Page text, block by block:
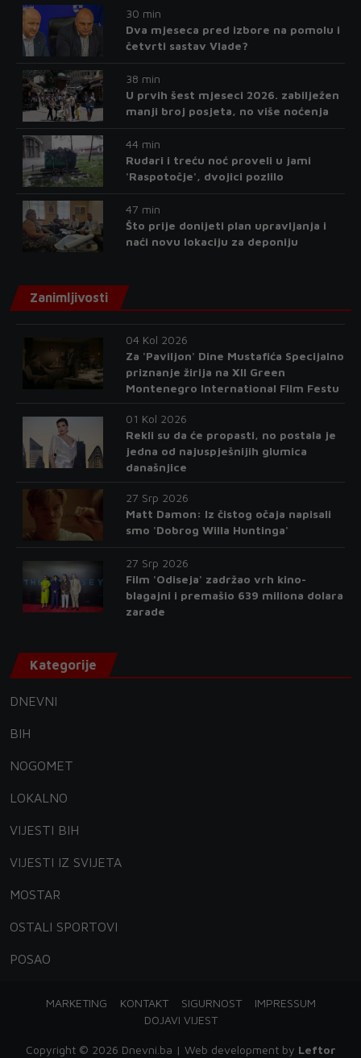
30 min
Dva mjeseca pred izbore na pomolu i
četvrti sastav Vlade?
38 min
U prvih šest mjeseci 2026. zabilježen
manji broj posjeta, no više noćenja
44 min
Rudari i treću noć proveli u jami
'Raspotočje', dvojici pozlilo
47 min
Što prije donijeti plan upravljanja i
naći novu lokaciju za deponiju
Zanimljivosti
04 Kol 2026
Za 'Paviljon' Dine Mustafića Specijalno
priznanje žirija na XII Green
Montenegro International Film Festu
01 Kol 2026
Rekli su da će propasti, no postala je
jedna od najuspješnijih glumica
današnjice
27 Srp 2026
Matt Damon: Iz čistog očaja napisali
smo 'Dobrog Willa Huntinga'
27 Srp 2026
Film 'Odiseja' zadržao vrh kino-
blagajni i premašio 639 miliona dolara
zarade
Kategorije
DNEVNI
BIH
NOGOMET
LOKALNO
VIJESTI BIH
VIJESTI IZ SVIJETA
MOSTAR
OSTALI SPORTOVI
POSAO
MARKETING KONTAKT SIGURNOST
IMPRESSUM
DOJAVI VIJEST
Copyright © 2026 Dnevni.ba | Web development by Leftor